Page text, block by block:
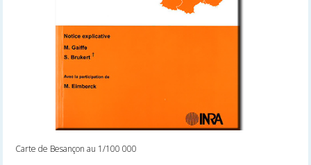
Carte de Besançon au 1/100 000